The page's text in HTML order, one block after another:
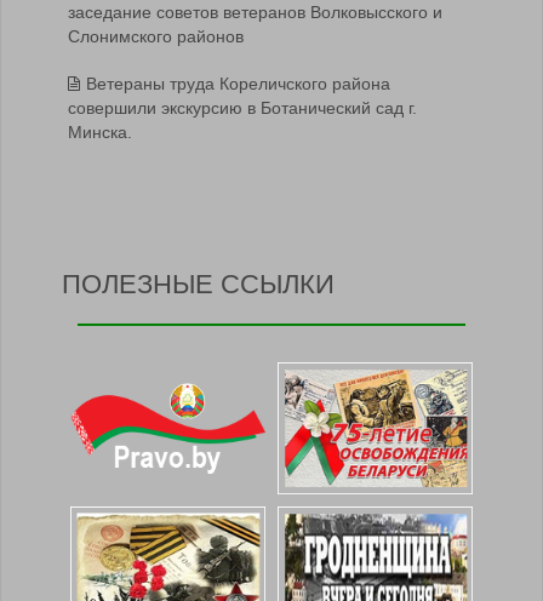
заседание советов ветеранов Волковысского и
Слонимского районов
Ветераны труда Кореличского района
совершили экскурсию в Ботанический сад г.
Минска.
ПОЛЕЗНЫЕ ССЫЛКИ